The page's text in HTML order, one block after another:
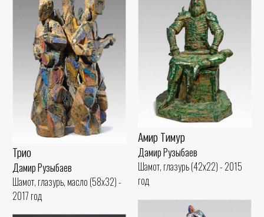
Амир Тимур
Дамир Рузыбаев
Шамот, глазурь (42x22) - 2015
год
Трио
Дамир Рузыбаев
Шамот, глазурь, масло (58x32) -
2017 год